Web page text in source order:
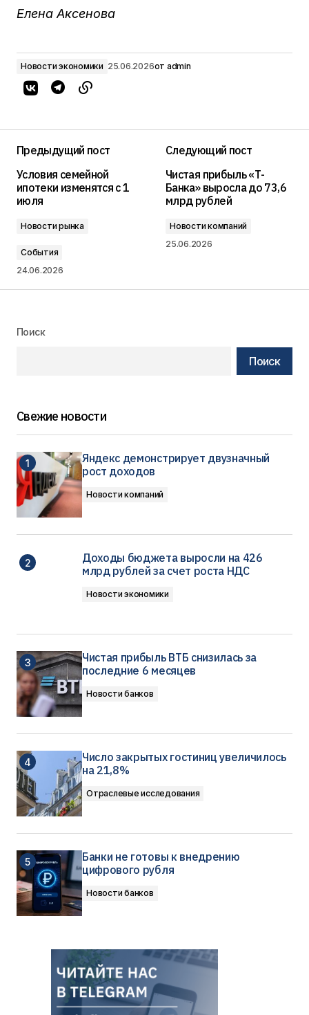
Елена Аксенова
Новости экономики 25.06.2026от admin
Предыдущий пост
Условия семейной
ипотеки изменятся с 1
июля
Новости рынка
События
24.06.2026
Следующий пост
Чистая прибыль «Т-
Банка» выросла до 73,6
млрд рублей
Новости компаний
25.06.2026
Поиск
Поиск
Свежие новости
Яндекс демонстрирует двузначный
рост доходов
Новости компаний
Доходы бюджета выросли на 426
млрд рублей за счет роста НДС
Новости экономики
Чистая прибыль ВТБ снизилась за
последние 6 месяцев
Новости банков
Число закрытых гостиниц увеличилось
на 21,8%
Отраслевые исследования
Банки не готовы к внедрению
цифрового рубля
Новости банков